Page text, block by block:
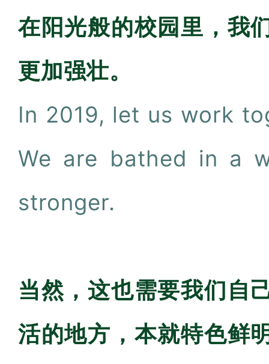
在阳光般的校园里，我
更加强壮。
In 2019, let us work
We are bathed in a
stronger.
当然，这也需要我们自
活的地方，本就特色鲜